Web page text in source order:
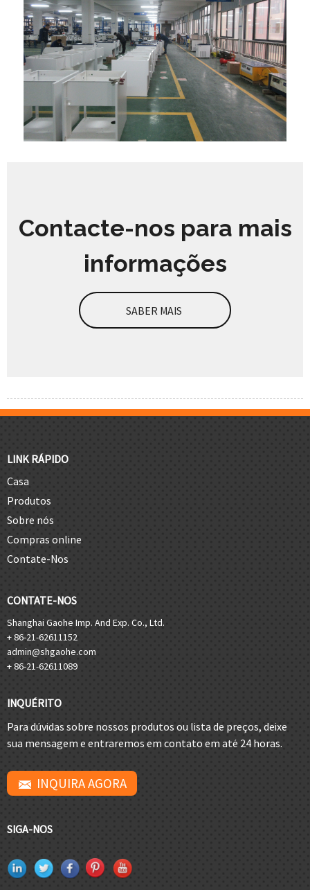
Contacte-nos para mais
informações
SABER MAIS
LINK RÁPIDO
Casa
Produtos
Sobre nós
Compras online
Contate-Nos
CONTATE-NOS
Shanghai Gaohe Imp. And Exp. Co., Ltd.
+ 86-21-62611152
admin@shgaohe.com
+ 86-21-62611089
INQUÉRITO
Para dúvidas sobre nossos produtos ou lista de preços, deixe
sua mensagem e entraremos em contato em até 24 horas.
INQUIRA AGORA
SIGA-NOS